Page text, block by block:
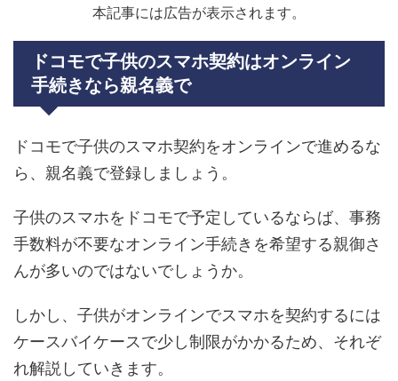
本記事には広告が表示されます。
ドコモで子供のスマホ契約はオンライン
手続きなら親名義で
ドコモで子供のスマホ契約をオンラインで進めるな
ら、親名義で登録しましょう。
子供のスマホをドコモで予定しているならば、事務
手数料が不要なオンライン手続きを希望する親御さ
んが多いのではないでしょうか。
しかし、子供がオンラインでスマホを契約するには
ケースバイケースで少し制限がかかるため、それぞ
れ解説していきます。